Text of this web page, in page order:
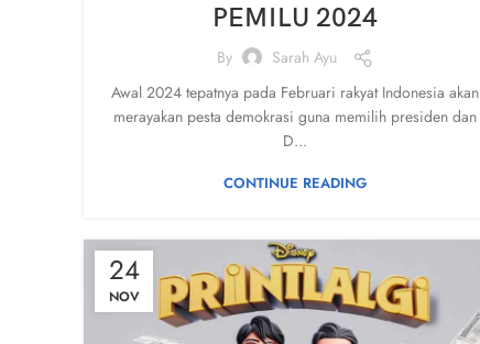
PEMILU 2024
By
Sarah Ayu
Awal 2024 tepatnya pada Februari rakyat Indonesia akan
merayakan pesta demokrasi guna memilih presiden dan
D...
CONTINUE READING
24
NOV